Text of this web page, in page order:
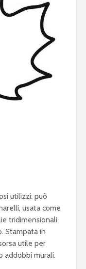
utilizzi: può
usata come
tridimensionali
Stampata in
utile per
addobbi murali.